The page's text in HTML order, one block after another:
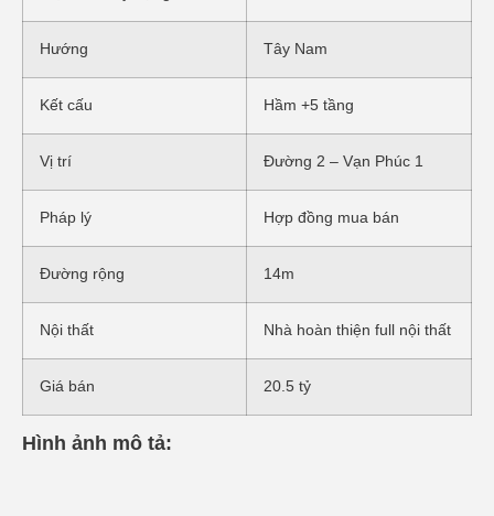
Hướng Tây Nam
Kết cấu Hầm +5 tầng
Vị trí Đường 2 – Vạn Phúc 1
Pháp lý Hợp đồng mua bán
Đường rộng 14m
Nội thất Nhà hoàn thiện full nội thất
Giá bán 20.5 tỷ
Hình ảnh mô tả: